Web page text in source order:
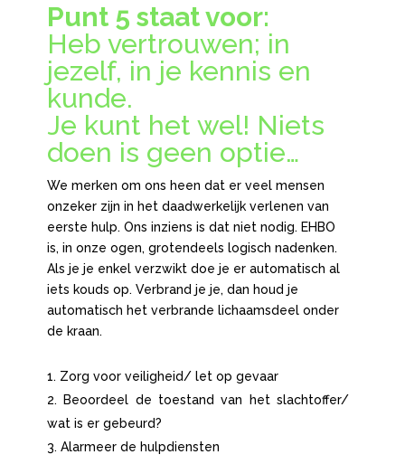
Punt 5 staat voor:
Heb vertrouwen; in
jezelf, in je kennis en
kunde.
Je kunt het wel! Niets
doen is geen optie…
We merken om ons heen dat er veel mensen
onzeker zijn in het daadwerkelijk verlenen van
eerste hulp. Ons inziens is dat niet nodig. EHBO
is, in onze ogen, grotendeels logisch nadenken.
Als je je enkel verzwikt doe je er automatisch al
iets kouds op. Verbrand je je, dan houd je
automatisch het verbrande lichaamsdeel onder
de kraan.
Zorg voor veiligheid/ let op gevaar
Beoordeel de toestand van het slachtoffer/
wat is er gebeurd?
Alarmeer de hulpdiensten